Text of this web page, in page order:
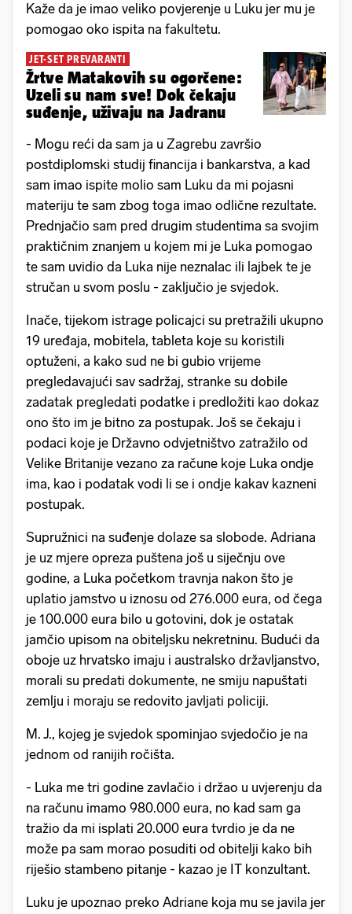
Kaže da je imao veliko povjerenje u Luku jer mu je
pomogao oko ispita na fakultetu.
JET-SET PREVARANTI
Žrtve Matakovih su ogorčene:
Uzeli su nam sve! Dok čekaju
suđenje, uživaju na Jadranu
- Mogu reći da sam ja u Zagrebu završio
postdiplomski studij financija i bankarstva, a kad
sam imao ispite molio sam Luku da mi pojasni
materiju te sam zbog toga imao odlične rezultate.
Prednjačio sam pred drugim studentima sa svojim
praktičnim znanjem u kojem mi je Luka pomogao
te sam uvidio da Luka nije neznalac ili lajbek te je
stručan u svom poslu - zaključio je svjedok.
Inače, tijekom istrage policajci su pretražili ukupno
19 uređaja, mobitela, tableta koje su koristili
optuženi, a kako sud ne bi gubio vrijeme
pregledavajući sav sadržaj, stranke su dobile
zadatak pregledati podatke i predložiti kao dokaz
ono što im je bitno za postupak. Još se čekaju i
podaci koje je Državno odvjetništvo zatražilo od
Velike Britanije vezano za račune koje Luka ondje
ima, kao i podatak vodi li se i ondje kakav kazneni
postupak.
Supružnici na suđenje dolaze sa slobode. Adriana
je uz mjere opreza puštena još u siječnju ove
godine, a Luka početkom travnja nakon što je
uplatio jamstvo u iznosu od 276.000 eura, od čega
je 100.000 eura bilo u gotovini, dok je ostatak
jamčio upisom na obiteljsku nekretninu. Budući da
oboje uz hrvatsko imaju i australsko državljanstvo,
morali su predati dokumente, ne smiju napuštati
zemlju i moraju se redovito javljati policiji.
M. J., kojeg je svjedok spominjao svjedočio je na
jednom od ranijih ročišta.
- Luka me tri godine zavlačio i držao u uvjerenju da
na računu imamo 980.000 eura, no kad sam ga
tražio da mi isplati 20.000 eura tvrdio je da ne
može pa sam morao posuditi od obitelji kako bih
riješio stambeno pitanje - kazao je IT konzultant.
Luku je upoznao preko Adriane koja mu se javila jer